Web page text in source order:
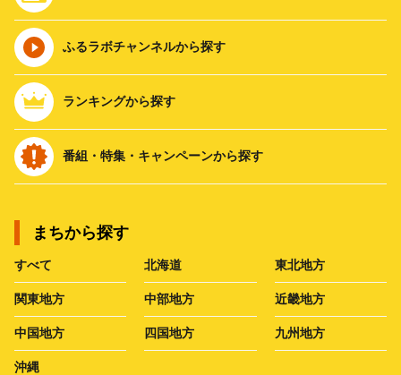
ふるラボチャンネルから探す
ランキングから探す
番組・特集・キャンペーンから探す
まちから探す
すべて 北海道 東北地方
関東地方 中部地方 近畿地方
中国地方 四国地方 九州地方
沖縄